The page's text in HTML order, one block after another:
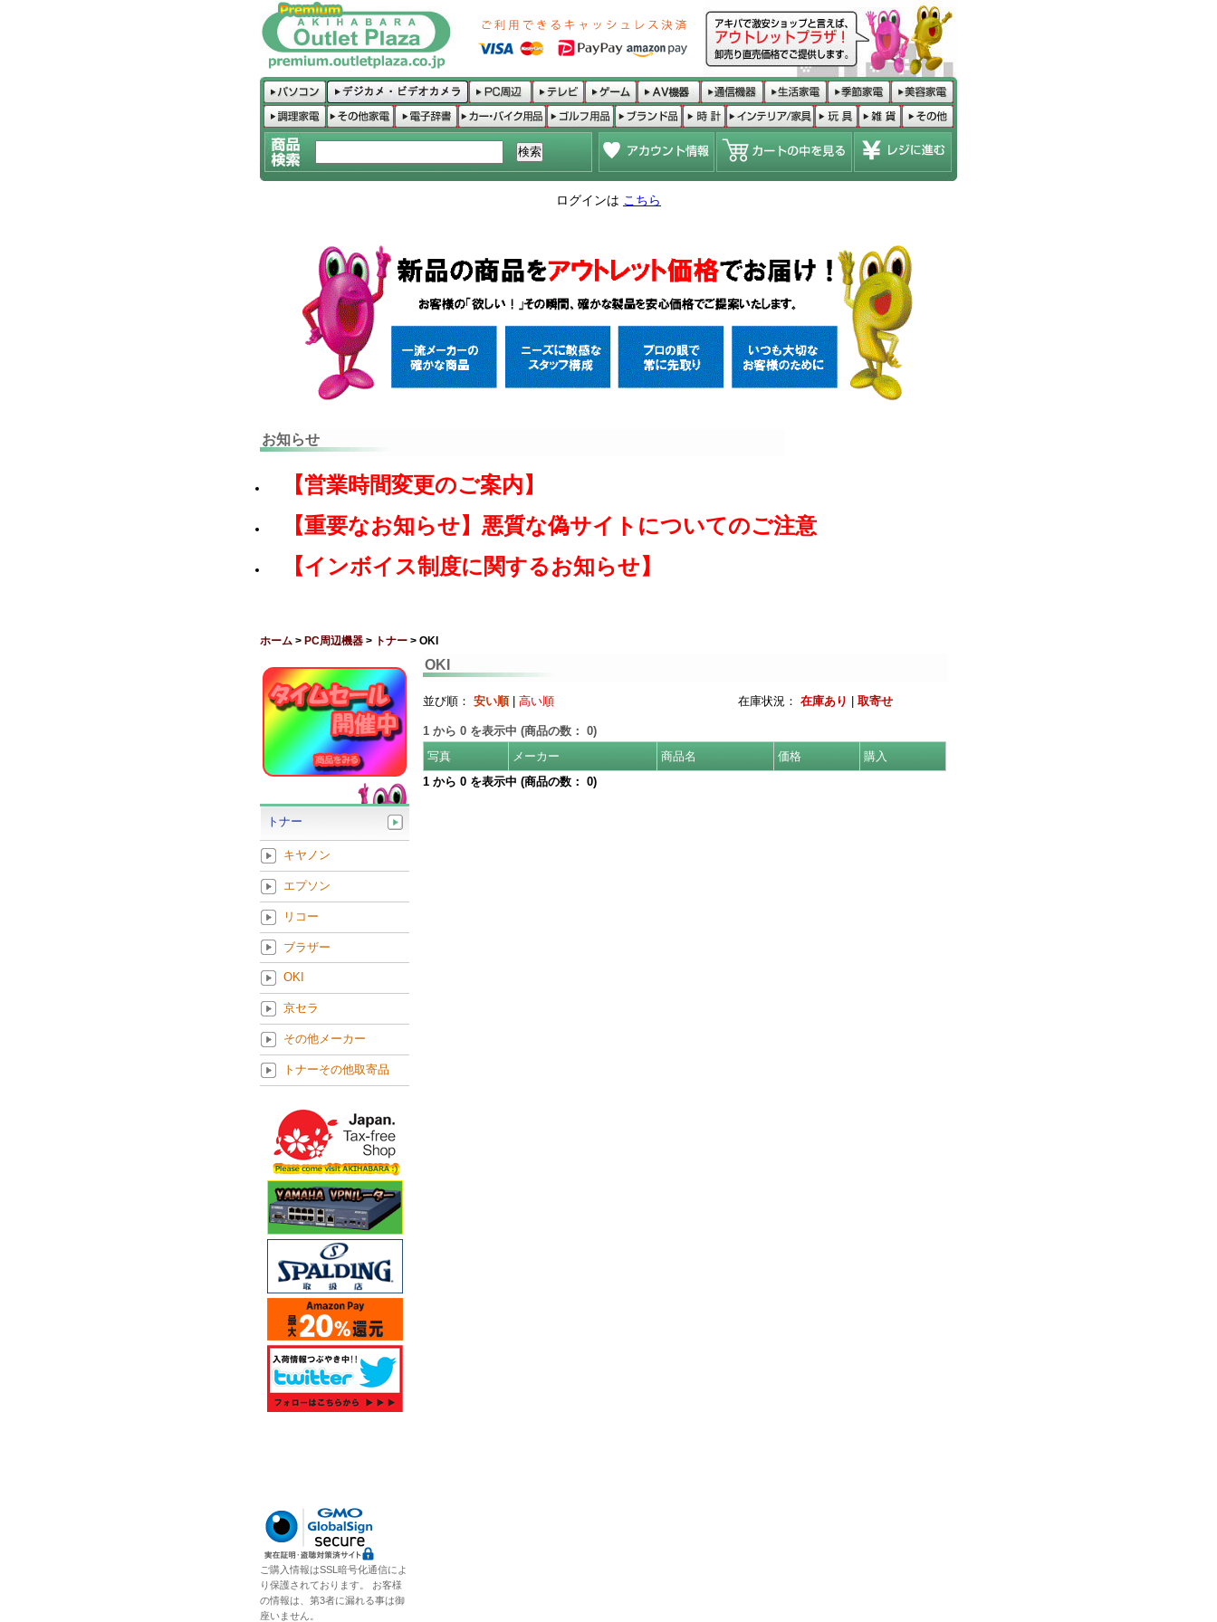
ログインは こちら
お知らせ
【営業時間変更のご案内】
【重要なお知らせ】悪質な偽サイトについてのご注意
【インボイス制度に関するお知らせ】
ホーム > PC周辺機器 > トナー > OKI
OKI
並び順： 安い順| 高い順 在庫状況： 在庫あり 取寄せ
1 から 0 を表示中 (商品の数： 0)
写真
メーカー 商品名 価格
購入
1 から 0 を表示中 (商品の数： 0)
トナー
キヤノン
エプソン
リコー
ブラザー
OKI
京セラ
その他メーカー
トナーその他取寄品
ご購入情報はSSL暗号化通信によ
り保護されております。 お客様
の情報は、第3者に漏れる事は御
座いません。